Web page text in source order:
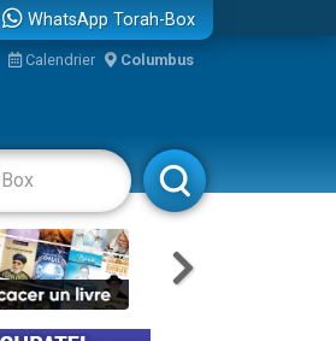
WhatsApp Torah-Box
Calendrier Columbus
Rabbanim